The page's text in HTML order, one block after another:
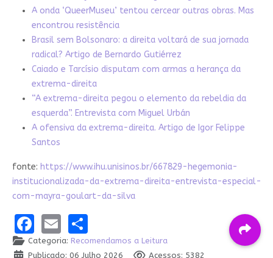
A onda ‘QueerMuseu’ tentou cercear outras obras. Mas
encontrou resistência
Brasil sem Bolsonaro: a direita voltará de sua jornada
radical? Artigo de Bernardo Gutiérrez
Caiado e Tarcísio disputam com armas a herança da
extrema-direita
“A extrema-direita pegou o elemento da rebeldia da
esquerda”. Entrevista com Miguel Urbán
A ofensiva da extrema-direita. Artigo de Igor Felippe
Santos
fonte: https://www.ihu.unisinos.br/667829-hegemonia-
institucionalizada-da-extrema-direita-entrevista-especial-
com-mayra-goulart-da-silva
Facebook
EmailShare
Categoria: Recomendamos a Leitura
Publicado: 06 Julho 2026
Acessos: 5382